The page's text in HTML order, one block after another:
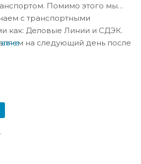
Помимо этого мы
с транспортными
как: Деловые Линии и СДЭК.
на следующий день после